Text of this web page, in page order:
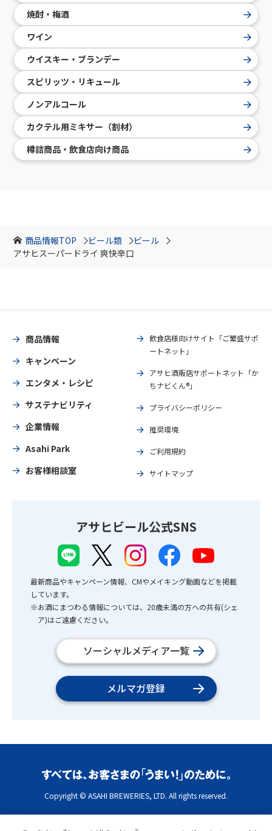
商品情報TOP ビール類
ビール
アサヒスーパードライ 爽快辛口
焼酎・梅酒
ワイン
ウイスキー・ブランデー
スピリッツ・リキュール
ノンアルコール
カクテル用ミキサー（割材）
樽詰商品・飲食店向け商品
商品情報
キャンペーン
エンタメ・レシピ
サステナビリティ
企業情報
Asahi Park
お客様相談室
飲食店様向けサイト「ご繁盛サポ
ートネット」
アサヒ酒販店サポートネット「か
ちナビくん®」
プライバシーポリシー
推奨環境
ご利用規約
サイトマップ
アサヒビール公式SNS
最新商品やキャンペーン情報、CMやメイキング動画などを掲載
しています。
※お酒にまつわる情報については、20歳未満の方への共有(シェ
ア)はご遠慮ください。
ソーシャルメディア一覧
メルマガ登録
Copyright © ASAHI BREWERIES, LTD. All rights reserved.